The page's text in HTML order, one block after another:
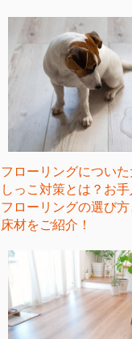
フローリングについ
しっこ対策とは？お
フローリングの選び
床材をご紹介！